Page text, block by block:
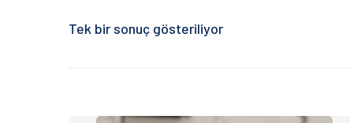
Tek bir sonuç gösteriliyor